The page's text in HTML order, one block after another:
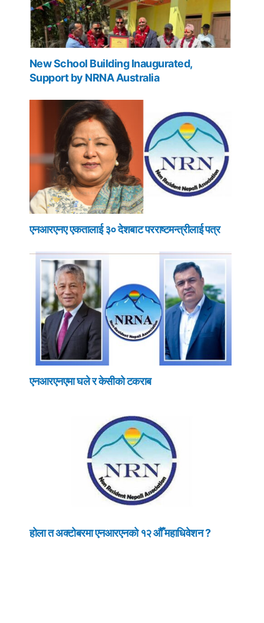
New School Building Inaugurated,
Support by NRNA Australia
एनआरएनए एकतालाई ३० देशबाट परराष्टमन्त्रीलाई पत्र
एनआरएनएमा घले र केसीको टकराब
होला त अक्टोबरमा एनआरएनको १२ औँ महाधिवेशन ?